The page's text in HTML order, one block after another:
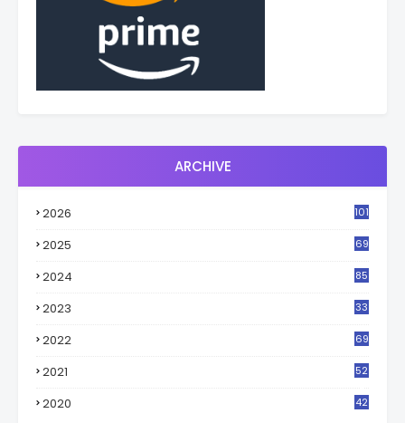
ARCHIVE
2026 101
2025 69
2024 85
2023
33
2022 69
2021
52
2020
42